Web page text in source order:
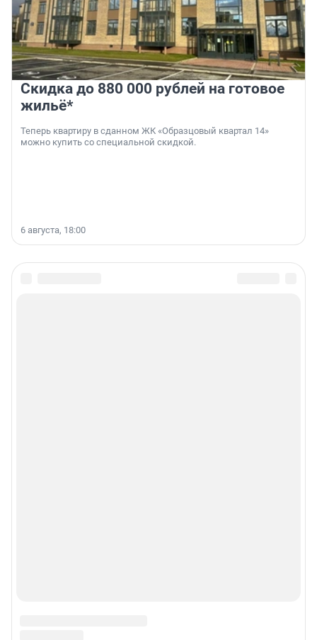
Скидка до 880 000 рублей на готовое
жильё*
Теперь квартиру в сданном ЖК «Образцовый квартал 14»
можно купить со специальной скидкой.
6 августа, 18:00